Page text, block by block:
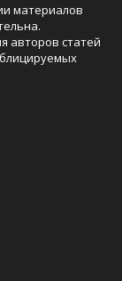
материалов
авторов статей